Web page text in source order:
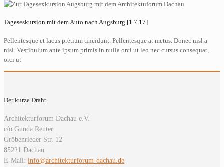
Tageseskursion mit dem Auto nach Augsburg [1.7.17]
Pellentesque et lacus pretium tincidunt. Pellentesque at metus. Donec nisl a
nisl. Vestibulum ante ipsum primis in nulla orci ut leo nec cursus consequat,
orci ut
Der kurze Draht
Architekturforum Dachau e.V.
c/o Gunda Reuter
Gröbenrieder Str. 12
85221 Dachau
E-Mail: info@architekturforum-dachau.de